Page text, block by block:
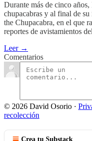
Durante más de cinco
chupacabras y al final de
the Chupacabra, en el que
reportes de avistamientos
Leer →
Comentarios
© 2026 David Osorio ·
recolección
Crea tu Substack